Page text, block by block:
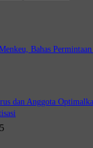
Bahas
dan Anggota